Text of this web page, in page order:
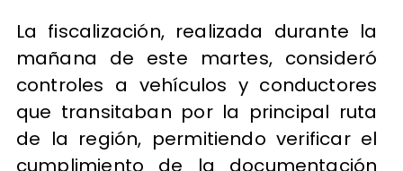
La fiscalización, realizada durante la
mañana de este martes, consideró
controles a vehículos y conductores
que transitaban por la principal ruta
de la región, permitiendo verificar el
cumplimiento de la documentación